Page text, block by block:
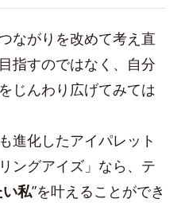
ながりを改めて考え直
指すのではなく、自分
じんわり広げてみては
進化したアイパレット
ングアイズ」なら、テ
私”を叶えることができ